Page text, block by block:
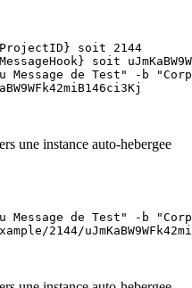
soit 2144
soit
Message de Test " -b "
une instance auto-hebergee
Message de Test " -b "
2144/